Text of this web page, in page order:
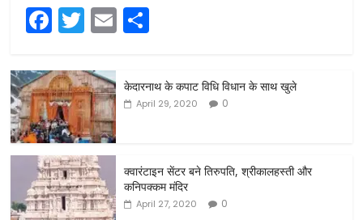
F
a
c
e
b
o
o
k
T
w
itt
er
E
m
ai ar
e
केदारनाथ के कपाट विधि विधान के साथ खुले
April 29, 2020 0
क्वारंटाइन सेंटर बने तिरुपति, श्रीकालहस्ती और
कनिपक्कम मंदिर
April 27, 2020 0